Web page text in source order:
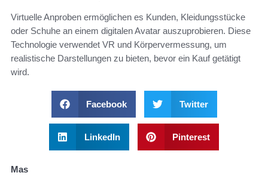
Virtuelle Anproben ermöglichen es Kunden, Kleidungsstücke
oder Schuhe an einem digitalen Avatar auszuprobieren. Diese
Technologie verwendet VR und Körpervermessung, um
realistische Darstellungen zu bieten, bevor ein Kauf getätigt
wird.
Facebook Twitter
LinkedIn Pinterest
Mas